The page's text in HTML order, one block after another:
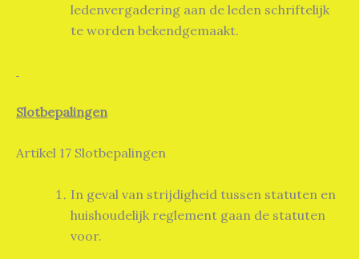
ledenvergadering aan de leden schriftelijk
te worden bekendgemaakt.
Slotbepalingen
Artikel 17 Slotbepalingen
In geval van strijdigheid tussen statuten en
huishoudelijk reglement gaan de statuten
voor.